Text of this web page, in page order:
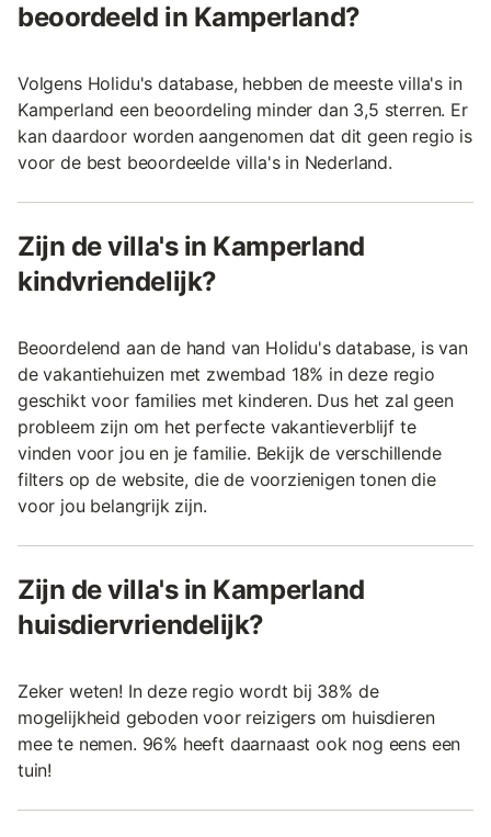
beoordeeld in Kamperland?
Volgens Holidu's database, hebben de meeste villa's in
Kamperland een beoordeling minder dan 3,5 sterren. Er
kan daardoor worden aangenomen dat dit geen regio is
voor de best beoordeelde villa's in Nederland.
Zijn de villa's in Kamperland
kindvriendelijk?
Beoordelend aan de hand van Holidu's database, is van
de vakantiehuizen met zwembad 18% in deze regio
geschikt voor families met kinderen. Dus het zal geen
probleem zijn om het perfecte vakantieverblijf te
vinden voor jou en je familie. Bekijk de verschillende
filters op de website, die de voorzienigen tonen die
voor jou belangrijk zijn.
Zijn de villa's in Kamperland
huisdiervriendelijk?
Zeker weten! In deze regio wordt bij 38% de
mogelijkheid geboden voor reizigers om huisdieren
mee te nemen. 96% heeft daarnaast ook nog eens een
tuin!